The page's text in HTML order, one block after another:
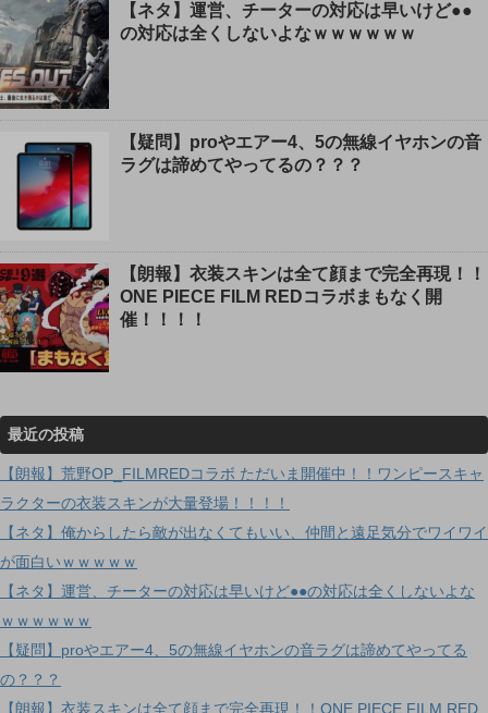
【ネタ】運営、チーターの対応は早いけど●●
の対応は全くしないよなｗｗｗｗｗｗ
【疑問】proやエアー4、5の無線イヤホンの音
ラグは諦めてやってるの？？？
【朗報】衣装スキンは全て顔まで完全再現！！
ONE PIECE FILM REDコラボまもなく開
催！！！！
最近の投稿
【朗報】荒野OP_FILMREDコラボ ただいま開催中！！ワンピースキャ
ラクターの衣装スキンが大量登場！！！！
【ネタ】俺からしたら敵が出なくてもいい、仲間と遠足気分でワイワイ
が面白いｗｗｗｗｗ
【ネタ】運営、チーターの対応は早いけど●●の対応は全くしないよな
ｗｗｗｗｗｗ
【疑問】proやエアー4、5の無線イヤホンの音ラグは諦めてやってる
の？？？
【朗報】衣装スキンは全て顔まで完全再現！！ONE PIECE FILM RED